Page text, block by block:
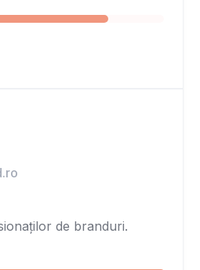
de branduri.